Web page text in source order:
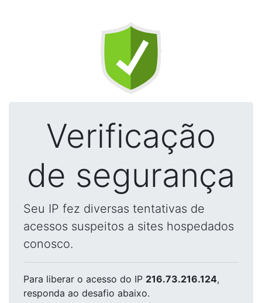
Verificação
de segurança
Seu IP fez diversas tentativas de
acessos suspeitos a sites hospedados
conosco.
Para liberar o acesso do IP 216.73.216.124,
responda ao desafio abaixo.